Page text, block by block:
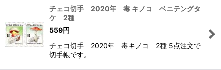
チェコ切手 2020年 毒 キノコ ベニテングタ
ケ 2種
559円
チェコ切手 2020年 毒キノコ 2種 5点注文で
切手帳です。